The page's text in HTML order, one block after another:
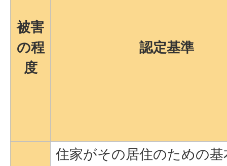
被害
の程
度
認定基準
住家がその居住のための基